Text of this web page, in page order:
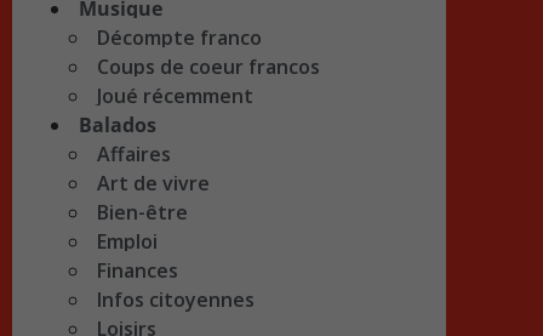
Musique
Décompte franco
Coups de coeur francos
Joué récemment
Balados
Affaires
Art de vivre
Bien-être
Emploi
Finances
Infos citoyennes
Loisirs